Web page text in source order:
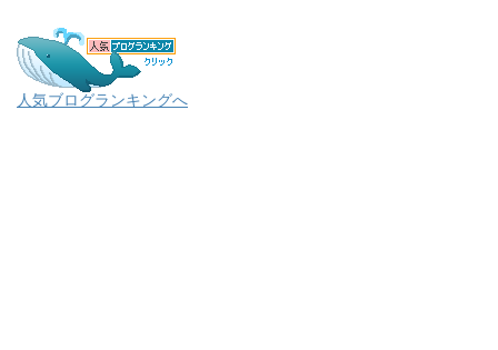
人気ブログランキングへ